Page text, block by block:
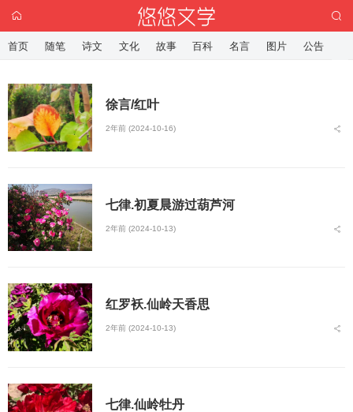
徐言/红叶
2年前 (2024-10-16)
七律.初夏晨游过葫芦河
2年前 (2024-10-13)
红罗袄.仙岭天香思
2年前 (2024-10-13)
七律.仙岭牡丹
首页 随笔 诗文 文化 故事 百科 名言 图片 公告